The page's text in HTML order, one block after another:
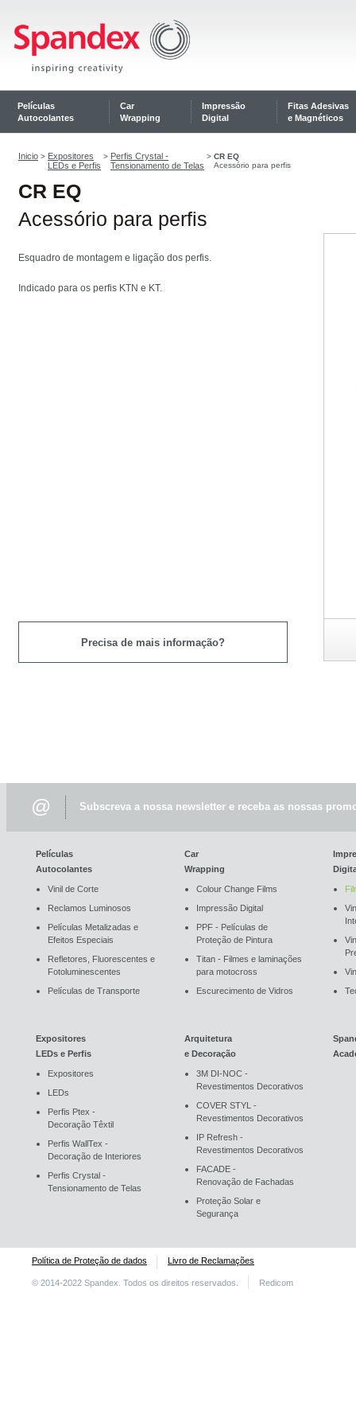
Películas
Autocolantes
Car
Wrapping
Impressão
Digital
Fitas Adesivas
e Magnéticos
Inicio > Expositores
LEDs e Perfis
> Perfis Crystal -
Tensionamento de Telas
> CR EQ
Acessório para perfis
CR EQ
Acessório para perfis
Esquadro de montagem e ligação dos perfis.
Indicado para os perfis KTN e KT.
Precisa de mais informação?
@ Subscreva a nossa newsletter e receba as nossas
Películas
Autocolantes
Vinil de Corte
Reclamos Luminosos
Películas Metalizadas e
Efeitos Especiais
Refletores, Fluorescentes e
Fotoluminescentes
Películas de Transporte
Car
Wrapping
Colour Change Films
Impressão Digital
PPF - Películas de
Proteção de Pintura
Titan - Filmes e laminações
para motocross
Escurecimento de Vidros
Expositores
LEDs e Perfis
Expositores
LEDs
Perfis Ptex -
Decoração Têxtil
Perfis WallTex -
Decoração de Interiores
Perfis Crystal -
Tensionamento de Telas
Arquitetura
e Decoração
3M DI-NOC -
Revestimentos Decorativos
COVER STYL -
Revestimentos Decorativos
IP Refresh -
Revestimentos Decorativos
FACADE -
Renovação de Fachadas
Proteção Solar e
Segurança
Política de Proteção de dados Livro de Reclamações
© 2014-2022 Spandex. Todos os direitos reservados. Redicom